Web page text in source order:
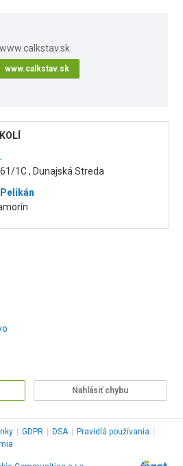
www.calkstav.sk
1C , Dunajská Streda
Nahlásiť chybu
GDPR DSA Pravidlá používania